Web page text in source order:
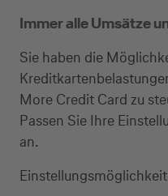
Immer alle Umsätze
Sie haben die
More Credit Card zu
Passen Sie Ihre
an.